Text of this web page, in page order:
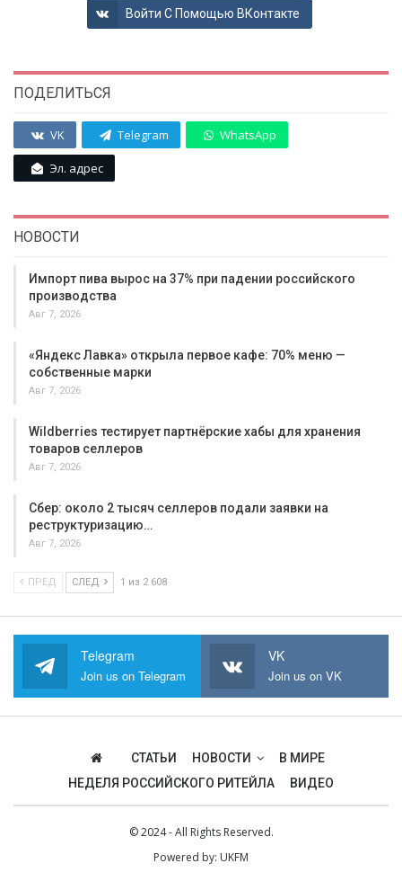
Войти С Помощью ВКонтакте
ПОДЕЛИТЬСЯ
VK Telegram WhatsApp
Эл. адрес
НОВОСТИ
Импорт пива вырос на 37% при падении российского
производства
Авг 7, 2026
«Яндекс Лавка» открыла первое кафе: 70% меню —
собственные марки
Авг 7, 2026
Wildberries тестирует партнёрские хабы для хранения
товаров селлеров
Авг 7, 2026
Сбер: около 2 тысяч селлеров подали заявки на
реструктуризацию…
Авг 7, 2026
ПРЕД СЛЕД 1 из 2 608
Telegram
Join us on Telegram
VK
Join us on VK
СТАТЬИ НОВОСТИ
В МИРЕ
НЕДЕЛЯ РОССИЙСКОГО РИТЕЙЛА
ВИДЕО
© 2024 - All Rights Reserved.
Powered by: UKFM